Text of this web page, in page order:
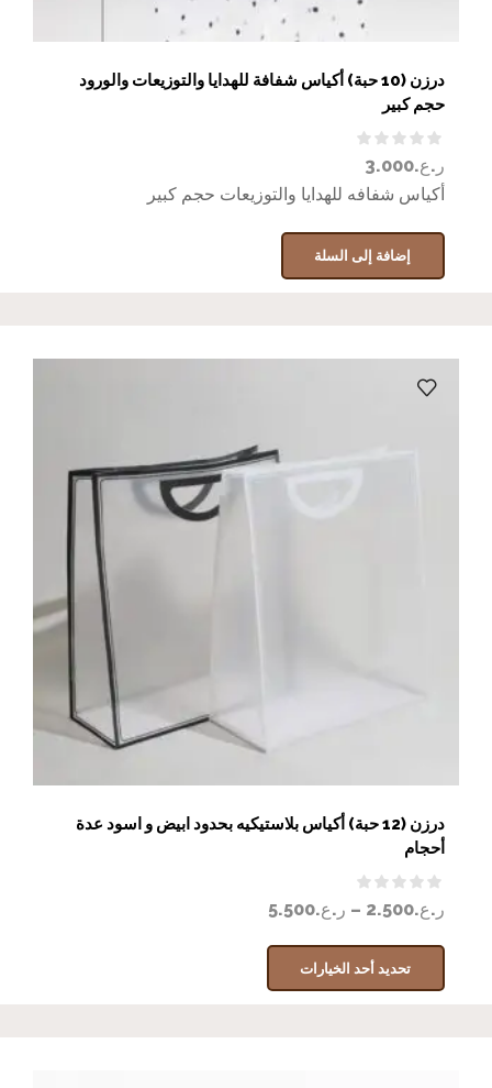
درزن (10 حبة) أكياس شفافة للهدايا والتوزيعات والورود
حجم كبير
ر.ع.3.000
أكياس شفافه للهدايا والتوزيعات حجم كبير
إضافة إلى السلة
درزن (12 حبة) أكياس بلاستيكيه بحدود ابيض و اسود عدة
أحجام
ر.ع.2.500
– ر.ع.5.500
تحديد أحد الخيارات